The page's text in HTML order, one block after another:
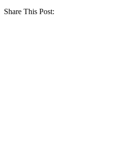
Share This Post: